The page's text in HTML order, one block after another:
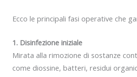
Ecco le principali fasi operative che
1. Disinfezione iniziale
Mirata alla rimozione di sostanze
come diossine, batteri, residui